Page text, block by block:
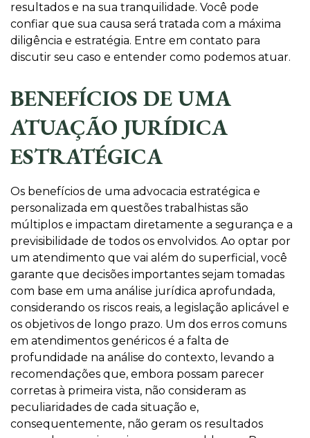
resultados e na sua tranquilidade. Você pode
confiar que sua causa será tratada com a máxima
diligência e estratégia. Entre em contato para
discutir seu caso e entender como podemos atuar.
BENEFÍCIOS DE UMA
ATUAÇÃO JURÍDICA
ESTRATÉGICA
Os benefícios de uma advocacia estratégica e
personalizada em questões trabalhistas são
múltiplos e impactam diretamente a segurança e a
previsibilidade de todos os envolvidos. Ao optar por
um atendimento que vai além do superficial, você
garante que decisões importantes sejam tomadas
com base em uma análise jurídica aprofundada,
considerando os riscos reais, a legislação aplicável e
os objetivos de longo prazo. Um dos erros comuns
em atendimentos genéricos é a falta de
profundidade na análise do contexto, levando a
recomendações que, embora possam parecer
corretas à primeira vista, não consideram as
peculiaridades de cada situação e,
consequentemente, não geram os resultados